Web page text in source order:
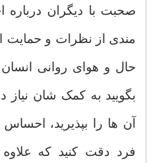
صحبت با دیگران
مندی از نظرات و حمایت
حال و هوای روانی
بگویید به کمک شان نیاز
آن ها را بپذیرید، احساس
فرد دقت کنید که